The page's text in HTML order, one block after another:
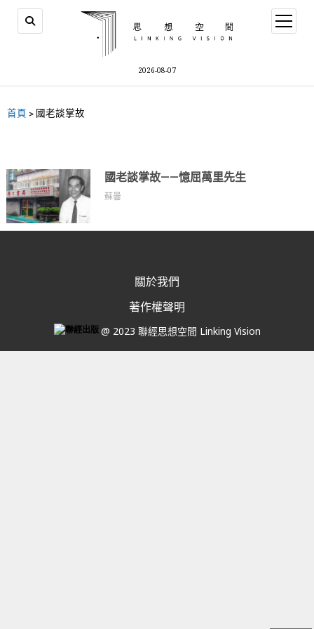
2026-08-07
首頁 > 國老談掌故
國老談掌故——憶屈萬里先生
蘇曇
關於我們
著作權聲明
@ 2023 聯經思想空間 Linking Vision